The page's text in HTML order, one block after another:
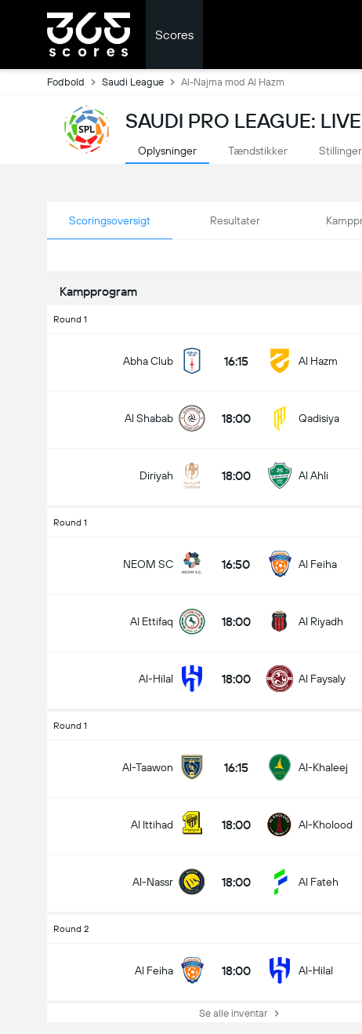
Scores
Fodbold Saudi League Al-Najma mod Al Hazm
SAUDI PRO LEAGUE:
Oplysninger Tændstikker Stillinger
Scoringsoversigt Resultater
Kampprogram
Round 1
Abha Club 16:15 Al Hazm
Al Shabab 18:00 Qadisiya
Diriyah 18:00 Al Ahli
Round 1
NEOM SC 16:50 Al Feiha
Al Ettifaq 18:00 Al Riyadh
Al-Hilal 18:00 Al Faysaly
Round 1
Al-Taawon 16:15 Al-Khaleej
Al Ittihad 18:00 Al-Kholood
Al-Nassr 18:00 Al Fateh
Round 2
Al Feiha 18:00 Al-Hilal
Se alle inventar